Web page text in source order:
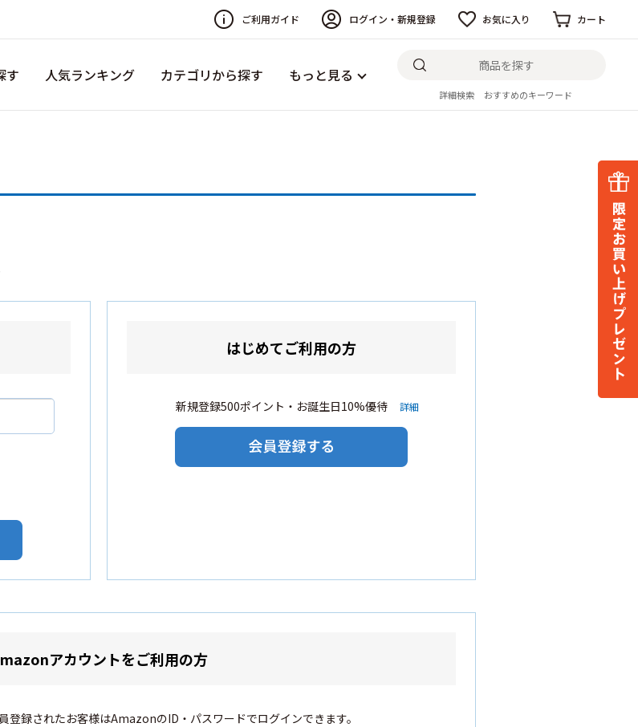
ご利用ガイド ログイン・新規登録 お気に入り カート
す 人気ランキング カテゴリから探す もっと見る
詳細検索 おすすめのキーワード
はじめてご利用の方
新規登録500ポイント・お誕生日10%優待 詳細
アカウントをご利用の方
録されたお客様はAmazonのID・パスワードでログインできます。